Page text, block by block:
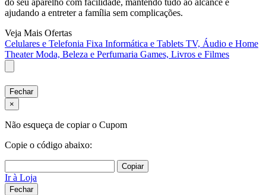
do seu aparelho com facilidade, mantendo tudo ao alcance e
ajudando a entreter a família sem complicações.
Veja Mais Ofertas
Celulares e Telefonia Fixa Informática e Tablets TV, Áudio e Home
TheaterModa, Beleza e Perfumaria Games, Livros e Filmes
Fechar
×
Não esqueça de copiar o Cupom
Copie o código abaixo:
Copiar
Ir à Loja
Fechar